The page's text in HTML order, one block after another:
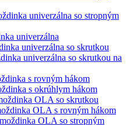
univerzálna so stropným
univerzálna
univerzálna so skrutkou
univerzálna so skrutkou na
s rovným hákom
s okrúhlym hákom
OLA so skrutkou
OLA s rovným hákom
OLA so stropným